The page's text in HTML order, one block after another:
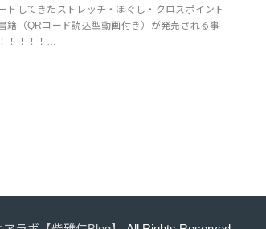
トしてきたストレッチ・ほぐし・クロスポイント
籍（QRコード読込型動画付き）が発売される事
！！！！…